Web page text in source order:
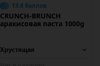
13.8 баллов
CRUNCH-BRUNCH
арахисовая паста 1000g